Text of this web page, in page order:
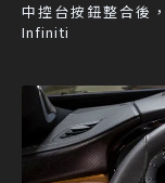
中控台按鈕整合後
Infiniti